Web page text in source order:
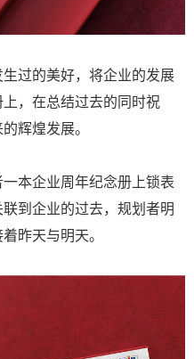
过的美好，将企业的发展
，在总结过去的同时祝
辉煌发展。
本企业周年纪念册上锁表
到企业的过去，规划者明
昨天与明天。